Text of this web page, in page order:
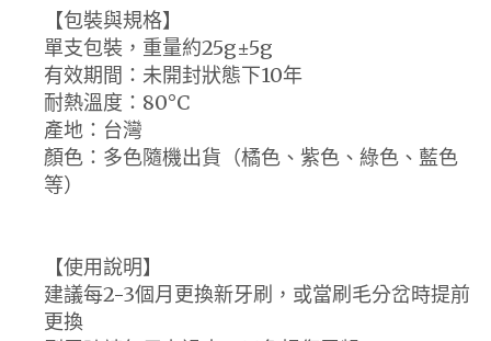
【包裝與規格】
單支包裝，重量約25g±5g
有效期間：未開封狀態下10年
耐熱溫度：80°C
產地：台灣
顏色：多色隨機出貨（橘色、紫色、綠色、藍色
等）
【使用說明】
建議每2-3個月更換新牙刷，或當刷毛分岔時提前
更換